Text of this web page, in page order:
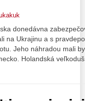
donedávna
na Ukrajinu a s
Jeho náhradou mali
Holandská